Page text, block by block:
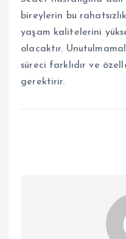
bireylerin bu
yaşam kalitelerini
olacaktır.
süreci farklıdır ve
gerektirir.